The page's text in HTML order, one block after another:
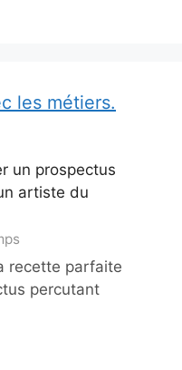
les métiers.
un prospectus
artiste du
recette parfaite
percutant